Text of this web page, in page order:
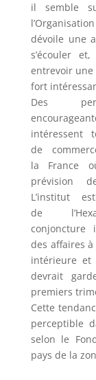
il semble
dévoile une
s’écouler
entrevoir une
fort
Des
intéressent
de
la France
prévision
L’institut
de
conjoncture
des affaires
intérieure et
devrait
premiers
Cette
perceptible
selon le
pays de la